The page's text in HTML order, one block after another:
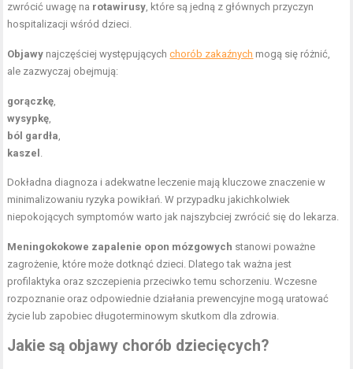
zwrócić uwagę na rotawirusy, które są jedną z głównych przyczyn
hospitalizacji wśród dzieci.
Objawy najczęściej występującychchorób zakaźnych mogą się różnić,
ale zazwyczaj obejmują:
gorączkę,
wysypkę,
ból gardła,
kaszel .
Dokładna diagnoza i adekwatne leczenie mają kluczowe znaczenie w
minimalizowaniu ryzyka powikłań. W przypadku jakichkolwiek
niepokojących symptomów warto jak najszybciej zwrócić się do lekarza.
Meningokokowe zapalenie opon mózgowych stanowi poważne
zagrożenie, które może dotknąć dzieci. Dlatego tak ważna jest
profilaktyka oraz szczepienia przeciwko temu schorzeniu. Wczesne
rozpoznanie oraz odpowiednie działania prewencyjne mogą uratować
życie lub zapobiec długoterminowym skutkom dla zdrowia.
Jakie są objawy chorób dziecięcych?